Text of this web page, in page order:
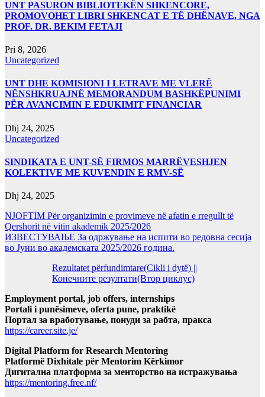
UNT PASURON BIBLIOTEKËN SHKENCORE,
PROMOVOHET LIBRI SHKENCAT E TË DHËNAVE, NGA
PROF. DR. BEKIM FETAJI
Pri 8, 2026
Uncategorized
UNT DHE KOMISIONI I LETRAVE ME VLERË
NËNSHKRUAJNË MEMORANDUM BASHKËPUNIMI
PËR AVANCIMIN E EDUKIMIT FINANCIAR
Dhj 24, 2025
Uncategorized
SINDIKATA E UNT-SË FIRMOS MARRËVESHJEN
KOLEKTIVE ME KUVENDIN E RMV-SË
Dhj 24, 2025
NJOFTIM Për organizimin e provimeve në afatin e rregullt të
Qershorit në vitin akademik 2025/2026
ИЗВЕСТУВАЊЕ За одржување на испити во редовна сесија
во Јуни во академската 2025/2026 година.
Rezultatet përfundimtare(Cikli i dytë) ||
Конечните резултати(Втор циклус)
Employment portal, job offers, internships
Portali i punësimeve, oferta pune, praktikë
Портал за вработување, понуди за рабта, пракса
https://career.site.je/
Digital Platform for Research Mentoring
Platformë Dixhitale për Mentorim Kërkimor
Дигитална платформа за менторство на истражувања
https://mentoring.free.nf/